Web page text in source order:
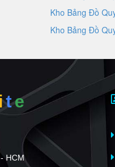
Kho Bảng Đồ
Kho Bảng Đồ
te
HCM